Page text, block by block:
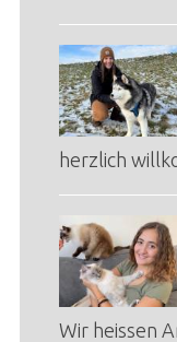
herzlich
Wir heissen